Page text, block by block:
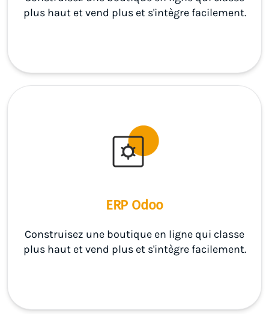
plus haut et vend plus et s'intègre facilement.
ERP Odoo
Construisez une boutique en ligne qui classe
plus haut et vend plus et s'intègre facilement.